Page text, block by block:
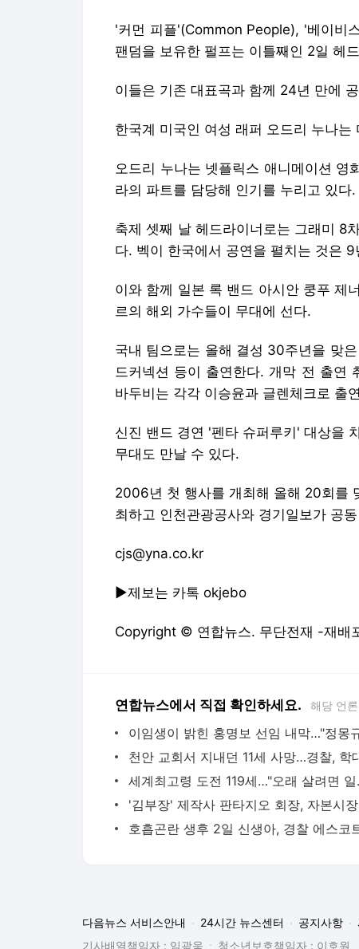
'커먼 피플'(Common People), '베이비
팬덤을 보유한 펄프는 이틀째인 2일 헤
이들은 기존 대표곡과 함께 24년 만에
한국계 미국인 여성 래퍼 오드리 누나
오드리 누나는 넷플릭스 애니메이션 영
라의 파트를 담당해 인기를 누리고 있다.
축제 셋째 날 헤드라이너로는 그래미 8
다. 벡이 한국에서 공연을 펼치는 것은 9
이와 함께 일본 록 밴드 아시안 쿵푸 제
르의 해외 가수들이 무대에 선다.
국내 팀으로는 올해 결성 30주년을 맞
드커넥션 등이 출연한다. 개막 전 출연
바두비는 각각 이승윤과 글렌체크로 출
신진 밴드 경연 '펜타 슈퍼루키' 대상을
무대도 만날 수 있다.
2006년 첫 행사를 개최해 올해 20회를
최하고 인천관광공사와 경기일보가 공
cjs@yna.co.kr
▶제보는 카톡 okjebo
Copyright © 연합뉴스. 무단전재 -재배
연합뉴스에서 직접 확인하세요. 해당 언
세계최고
다음뉴스 서비스안내 24시간 뉴스센터 공지사항
기사배열책임자 : 임광욱
청소년보호책임자 : 이호원